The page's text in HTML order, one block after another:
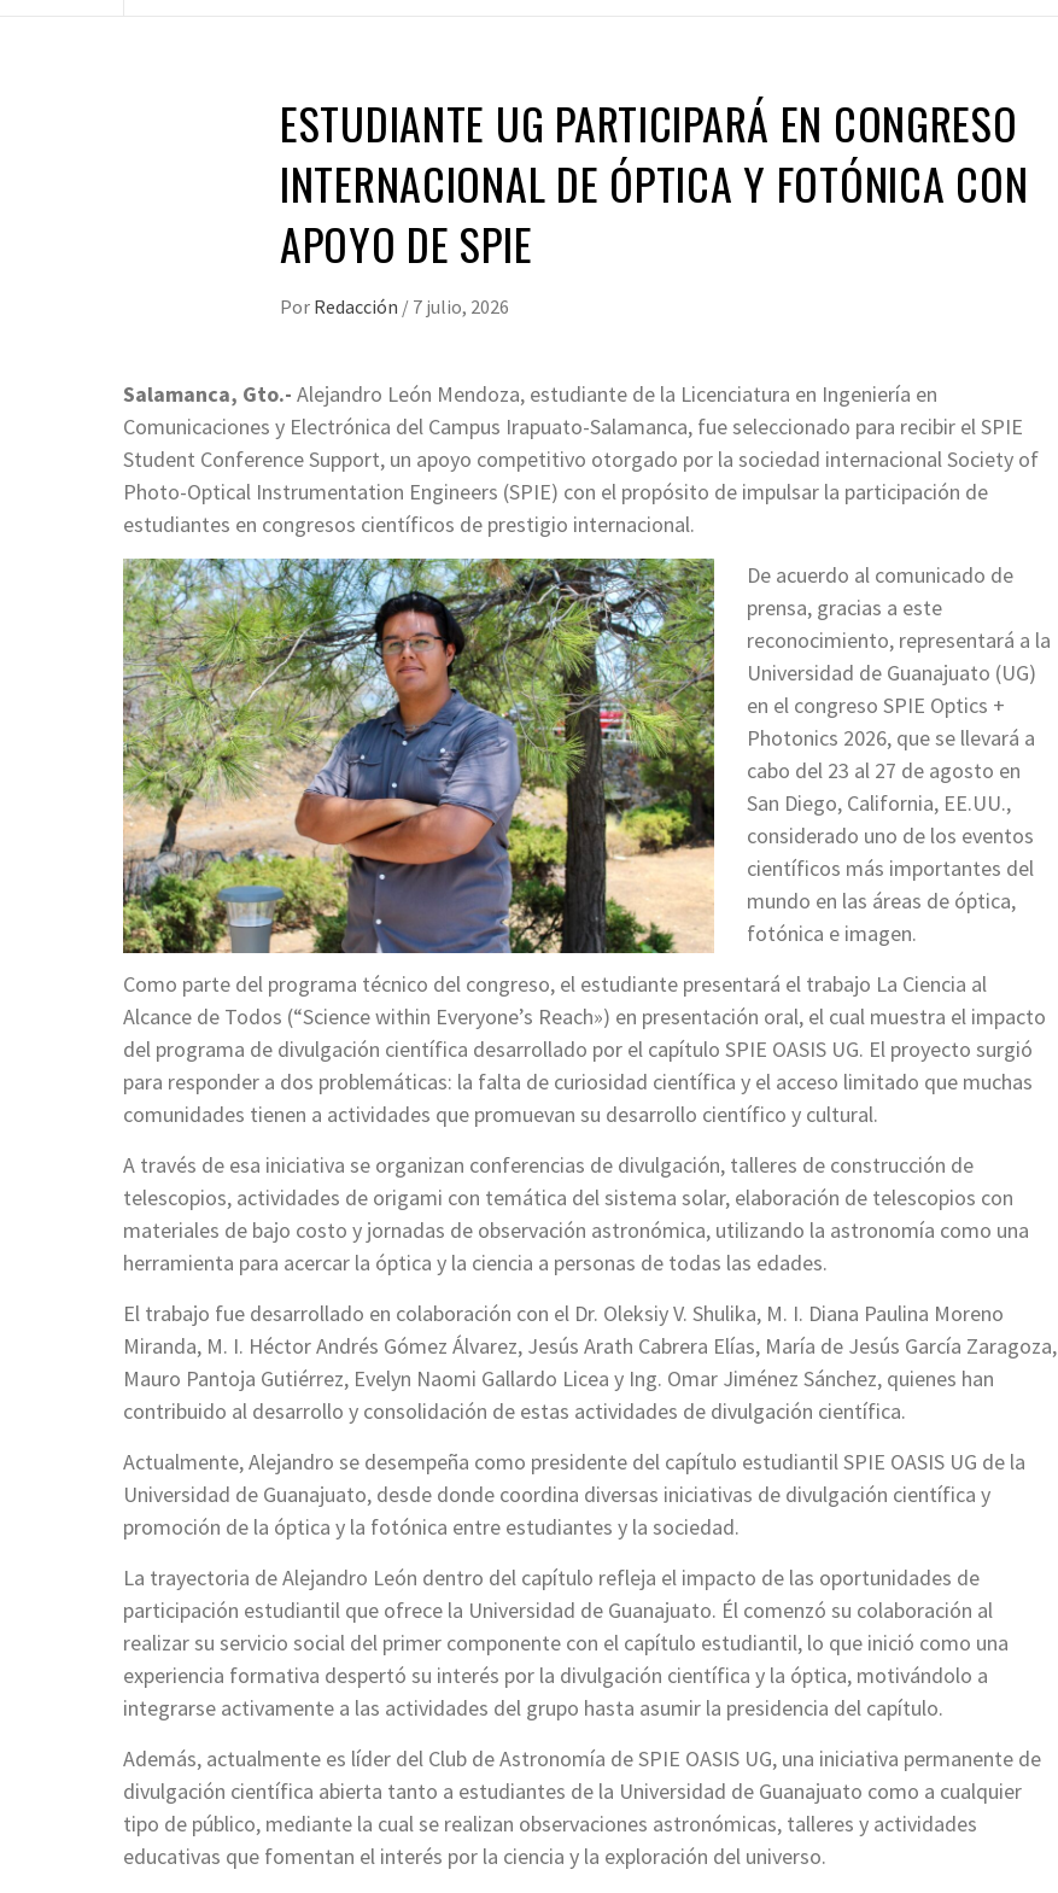
ESTUDIANTE UG PARTICIPARÁ EN CONGRESO
INTERNACIONAL DE ÓPTICA Y FOTÓNICA CON
APOYO DE SPIE
Por Redacción / 7 julio, 2026
Salamanca, Gto.- Alejandro León Mendoza, estudiante de la Licenciatura en Ingeniería en
Comunicaciones y Electrónica del Campus Irapuato-Salamanca, fue seleccionado para recibir el SPIE
Student Conference Support, un apoyo competitivo otorgado por la sociedad internacional Society of
Photo-Optical Instrumentation Engineers (SPIE) con el propósito de impulsar la participación de
estudiantes en congresos científicos de prestigio internacional.
De acuerdo al comunicado de
prensa, gracias a este
reconocimiento, representará a la
Universidad de Guanajuato (UG)
en el congreso SPIE Optics +
Photonics 2026, que se llevará a
cabo del 23 al 27 de agosto en
San Diego, California, EE.UU.,
considerado uno de los eventos
científicos más importantes del
mundo en las áreas de óptica,
fotónica e imagen.
Como parte del programa técnico del congreso, el estudiante presentará el trabajo La Ciencia al
Alcance de Todos (“Science within Everyone’s Reach») en presentación oral, el cual muestra el impacto
del programa de divulgación científica desarrollado por el capítulo SPIE OASIS UG. El proyecto surgió
para responder a dos problemáticas: la falta de curiosidad científica y el acceso limitado que muchas
comunidades tienen a actividades que promuevan su desarrollo científico y cultural.
A través de esa iniciativa se organizan conferencias de divulgación, talleres de construcción de
telescopios, actividades de origami con temática del sistema solar, elaboración de telescopios con
materiales de bajo costo y jornadas de observación astronómica, utilizando la astronomía como una
herramienta para acercar la óptica y la ciencia a personas de todas las edades.
El trabajo fue desarrollado en colaboración con el Dr. Oleksiy V. Shulika, M. I. Diana Paulina Moreno
Miranda, M. I. Héctor Andrés Gómez Álvarez, Jesús Arath Cabrera Elías, María de Jesús García Zaragoza,
Mauro Pantoja Gutiérrez, Evelyn Naomi Gallardo Licea y Ing. Omar Jiménez Sánchez, quienes han
contribuido al desarrollo y consolidación de estas actividades de divulgación científica.
Actualmente, Alejandro se desempeña como presidente del capítulo estudiantil SPIE OASIS UG de la
Universidad de Guanajuato, desde donde coordina diversas iniciativas de divulgación científica y
promoción de la óptica y la fotónica entre estudiantes y la sociedad.
La trayectoria de Alejandro León dentro del capítulo refleja el impacto de las oportunidades de
participación estudiantil que ofrece la Universidad de Guanajuato. Él comenzó su colaboración al
realizar su servicio social del primer componente con el capítulo estudiantil, lo que inició como una
experiencia formativa despertó su interés por la divulgación científica y la óptica, motivándolo a
integrarse activamente a las actividades del grupo hasta asumir la presidencia del capítulo.
Además, actualmente es líder del Club de Astronomía de SPIE OASIS UG, una iniciativa permanente de
divulgación científica abierta tanto a estudiantes de la Universidad de Guanajuato como a cualquier
tipo de público, mediante la cual se realizan observaciones astronómicas, talleres y actividades
educativas que fomentan el interés por la ciencia y la exploración del universo.